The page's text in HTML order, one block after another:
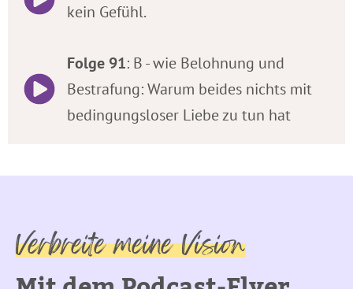
kein Gefühl.
Folge 91: B - wie Belohnung und
Bestrafung: Warum beides nichts mit
bedingungsloser Liebe zu tun hat
Verbreite meine Vision